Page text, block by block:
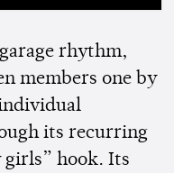
rhythm,
members one by
its recurring
girls” hook. Its